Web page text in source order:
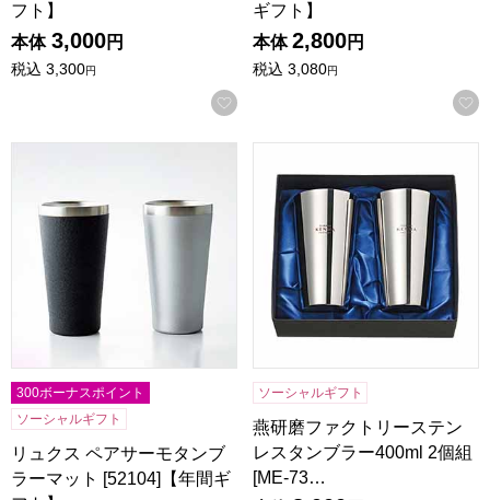
フト】
本体 3,000円
税込 3,300円
お気に入りに登録する
ギフト】
本体 2,800円
税込 3,080円
300ボーナスポイント
ソーシャルギフト
リュクス ペアサーモタンブ
ラーマット [52104]【年間ギ
ソーシャルギフト
燕研磨ファクトリーステン
レスタンブラー400ml 2個組
[ME-73…